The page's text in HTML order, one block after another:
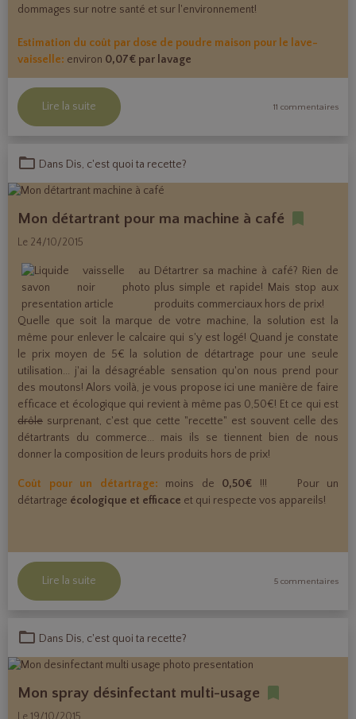
dommages sur notre santé et sur l'environnement!
Estimation du coût par dose de poudre maison pour le lave-
vaisselle: environ 0,07€ par lavage
Lire la suite 11 commentaires
Dans Dis, c'est quoi ta recette?
Mon détartrant pour ma machine à café
Le 24/10/2015
Détartrer sa machine à café? Rien de
plus simple et rapide! Mais stop aux
produits commerciaux hors de prix!
Quelle que soit la marque de votre machine, la solution est la
même pour enlever le calcaire qui s'y est logé! Quand je constate
le prix moyen de 5€ la solution de détartrage pour une seule
utilisation... j'ai la désagréable sensation qu'on nous prend pour
des moutons! Alors voilà, je vous propose ici une manière de faire
efficace et écologique qui revient à même pas 0,50€! Et ce qui est
drôle surprenant, c'est que cette "recette" est souvent celle des
détartrants du commerce... mais ils se tiennent bien de nous
donner la composition de leurs produits hors de prix!
Coût pour un détartrage: moins de 0,50€ !!! Pour un
détartrage écologique et efficace et qui respecte vos appareils!
Lire la suite 5 commentaires
Dans Dis, c'est quoi ta recette?
Mon spray désinfectant multi-usage